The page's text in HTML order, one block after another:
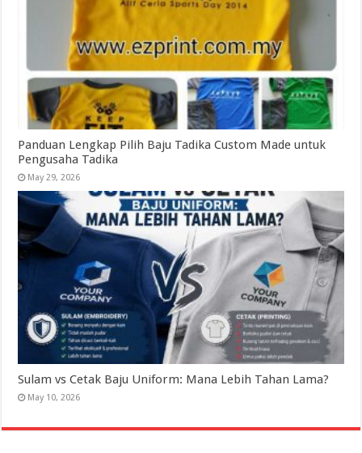
Panduan Lengkap Pilih Baju Tadika Custom Made untuk
Pengusaha Tadika
May 29, 2026
Sulam vs Cetak Baju Uniform: Mana Lebih Tahan Lama?
May 10, 2026